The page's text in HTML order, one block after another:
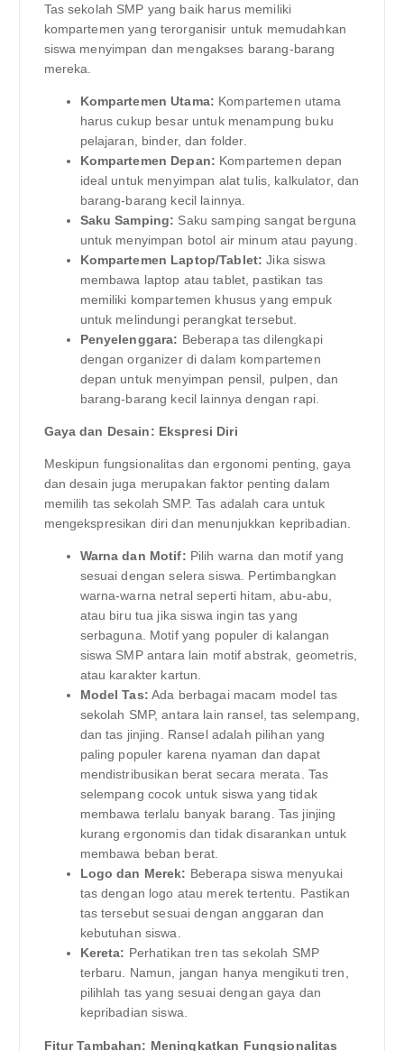
Tas sekolah SMP yang baik harus memiliki
kompartemen yang terorganisir untuk memudahkan
siswa menyimpan dan mengakses barang-barang
mereka.
Kompartemen Utama: Kompartemen utama
harus cukup besar untuk menampung buku
pelajaran, binder, dan folder.
Kompartemen Depan: Kompartemen depan
ideal untuk menyimpan alat tulis, kalkulator, dan
barang-barang kecil lainnya.
Saku Samping: Saku samping sangat berguna
untuk menyimpan botol air minum atau payung.
Kompartemen Laptop/Tablet: Jika siswa
membawa laptop atau tablet, pastikan tas
memiliki kompartemen khusus yang empuk
untuk melindungi perangkat tersebut.
Penyelenggara: Beberapa tas dilengkapi
dengan organizer di dalam kompartemen
depan untuk menyimpan pensil, pulpen, dan
barang-barang kecil lainnya dengan rapi.
Gaya dan Desain: Ekspresi Diri
Meskipun fungsionalitas dan ergonomi penting, gaya
dan desain juga merupakan faktor penting dalam
memilih tas sekolah SMP. Tas adalah cara untuk
mengekspresikan diri dan menunjukkan kepribadian.
Warna dan Motif: Pilih warna dan motif yang
sesuai dengan selera siswa. Pertimbangkan
warna-warna netral seperti hitam, abu-abu,
atau biru tua jika siswa ingin tas yang
serbaguna. Motif yang populer di kalangan
siswa SMP antara lain motif abstrak, geometris,
atau karakter kartun.
Model Tas: Ada berbagai macam model tas
sekolah SMP, antara lain ransel, tas selempang,
dan tas jinjing. Ransel adalah pilihan yang
paling populer karena nyaman dan dapat
mendistribusikan berat secara merata. Tas
selempang cocok untuk siswa yang tidak
membawa terlalu banyak barang. Tas jinjing
kurang ergonomis dan tidak disarankan untuk
membawa beban berat.
Logo dan Merek: Beberapa siswa menyukai
tas dengan logo atau merek tertentu. Pastikan
tas tersebut sesuai dengan anggaran dan
kebutuhan siswa.
Kereta: Perhatikan tren tas sekolah SMP
terbaru. Namun, jangan hanya mengikuti tren,
pilihlah tas yang sesuai dengan gaya dan
kepribadian siswa.
Fitur Tambahan: Meningkatkan Fungsionalitas